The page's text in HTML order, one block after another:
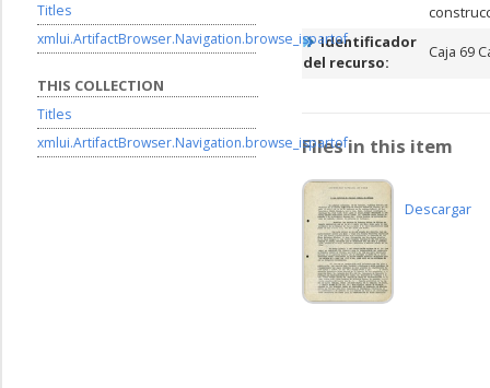
Identificador
del recurso:
Caja 69
Files in this item
Descargar
Titles
xmlui.ArtifactBrowser.Navigation.browse_ispartof
THIS COLLECTION
Titles
xmlui.ArtifactBrowser.Navigation.browse_ispartof